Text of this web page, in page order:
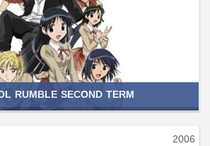
RUMBLE SECOND TERM
2006